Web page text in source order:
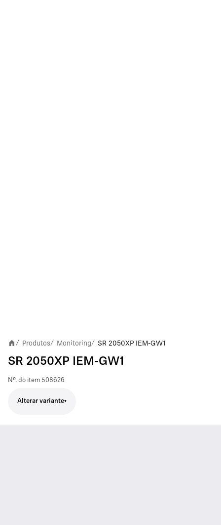
/ Produtos/ Monitoring/ SR 2050XP IEM-GW1
SR 2050XP IEM-GW1
Nº. do item 508626
Alterar variante